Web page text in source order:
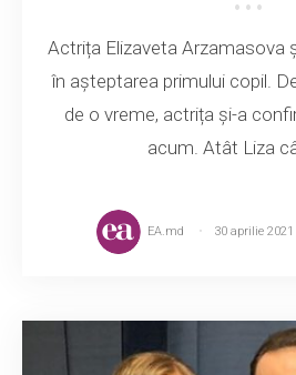
Actrița Elizaveta Arzamasova
în așteptarea primului copil.
de o vreme, actrița și-a
acum. Atât Liza
EA.md 30 aprilie 2021